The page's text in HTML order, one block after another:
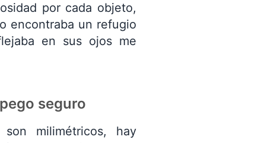
por cada objeto,
encontraba un refugio
en sus ojos me
seguro
milimétricos, hay